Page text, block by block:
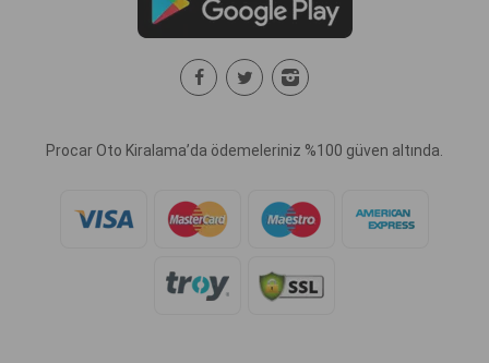
Procar Oto Kiralama’da ödemeleriniz %100 güven altında.